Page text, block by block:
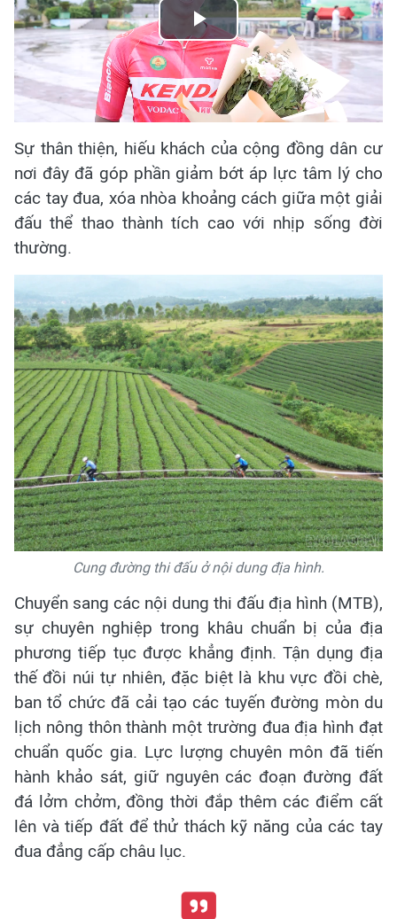
Play
Video
Sự thân thiện, hiếu khách của cộng đồng dân cư
nơi đây đã góp phần giảm bớt áp lực tâm lý cho
các tay đua, xóa nhòa khoảng cách giữa một giải
đấu thể thao thành tích cao với nhịp sống đời
thường.
Cung đường thi đấu ở nội dung địa hình.
Chuyển sang các nội dung thi đấu địa hình (MTB),
sự chuyên nghiệp trong khâu chuẩn bị của địa
phương tiếp tục được khẳng định. Tận dụng địa
thế đồi núi tự nhiên, đặc biệt là khu vực đồi chè,
ban tổ chức đã cải tạo các tuyến đường mòn du
lịch nông thôn thành một trường đua địa hình đạt
chuẩn quốc gia. Lực lượng chuyên môn đã tiến
hành khảo sát, giữ nguyên các đoạn đường đất
đá lởm chởm, đồng thời đắp thêm các điểm cất
lên và tiếp đất để thử thách kỹ năng của các tay
đua đẳng cấp châu lục.